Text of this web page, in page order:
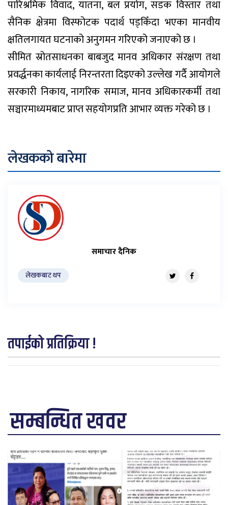
पारिश्रमिक विवाद, यातना, बल प्रयोग, सडक विस्तार तथा
सैनिक क्षेत्रमा विस्फोटक पदार्थ पड्किँदा भएका मानवीय
क्षतिलगायत घटनाको अनुगमन गरिएको जनाएको छ ।
सीमित स्रोतसाधनका बाबजुद मानव अधिकार संरक्षण तथा
प्रवर्द्धनका कार्यलाई निरन्तरता दिइएको उल्लेख गर्दै आयोगले
सरकारी निकाय, नागरिक समाज, मानव अधिकारकर्मी तथा
सञ्चारमाध्यमबाट प्राप्त सहयोगप्रति आभार व्यक्त गरेको छ ।
लेखकको बारेमा
समाचार दैनिक
लेखकबाट थप
तपाईको प्रतिक्रिया !
सम्बन्धित खवर